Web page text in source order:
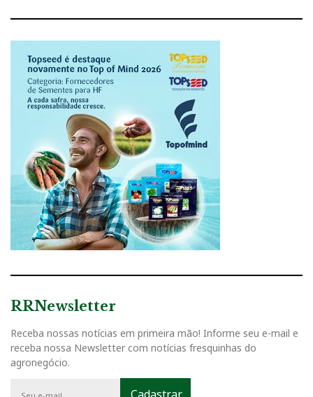
RRNewsletter
Receba nossas notícias em primeira mão! Informe seu e-mail e
receba nossa Newsletter com notícias fresquinhas do
agronegócio.